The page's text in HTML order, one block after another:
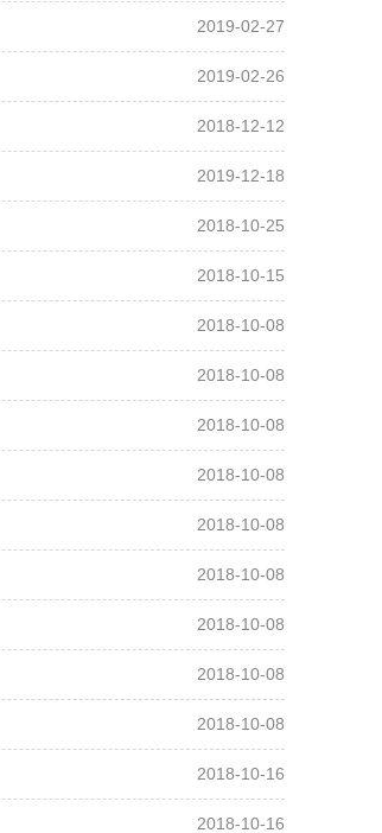
2019-02-27
2019-02-26
2018-12-12
2019-12-18
2018-10-25
2018-10-15
2018-10-08
2018-10-08
2018-10-08
2018-10-08
2018-10-08
2018-10-08
2018-10-08
2018-10-08
2018-10-08
2018-10-16
2018-10-16